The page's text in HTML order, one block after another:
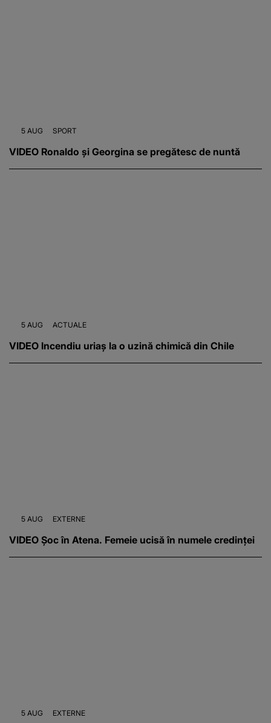
5 AUG SPORT
VIDEO Ronaldo și Georgina se pregătesc de nuntă
5 AUG ACTUALE
VIDEO Incendiu uriaș la o uzină chimică din Chile
5 AUG EXTERNE
VIDEO Șoc în Atena. Femeie ucisă în numele credinței
5 AUG EXTERNE